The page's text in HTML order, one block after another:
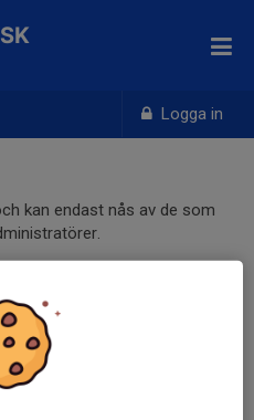
Logga in
kan endast nås av de som